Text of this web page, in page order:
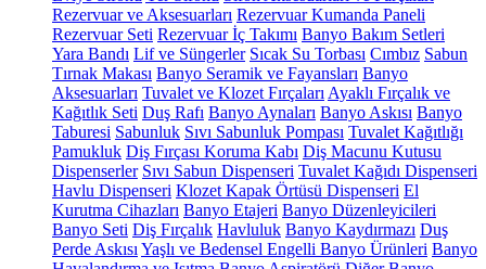
Rezervuar ve Aksesuarları Rezervuar Kumanda Paneli
Rezervuar Seti Rezervuar İç Takımı Banyo Bakım Setleri
Yara Bandı Lif ve Süngerler Sıcak Su Torbası Cımbız Sabun
Tırnak Makası Banyo Seramik ve Fayansları Banyo
Aksesuarları Tuvalet ve Klozet Fırçaları Ayaklı Fırçalık ve
Kağıtlık Seti Duş Rafı Banyo Aynaları Banyo Askısı Banyo
Taburesi Sabunluk Sıvı Sabunluk Pompası Tuvalet Kağıtlığı
Pamukluk Diş Fırçası Koruma Kabı Diş Macunu Kutusu
Dispenserler Sıvı Sabun Dispenseri Tuvalet Kağıdı Dispenseri
Havlu Dispenseri Klozet Kapak Örtüsü Dispenseri El
Kurutma Cihazları Banyo Etajeri Banyo Düzenleyicileri
Banyo Seti Diş Fırçalık Havluluk Banyo Kaydırmazı Duş
Perde Askısı Yaşlı ve Bedensel Engelli Banyo Ürünleri Banyo